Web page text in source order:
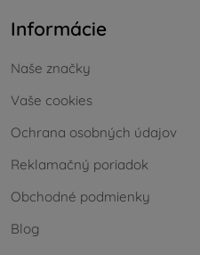
Informácie
Naše značky
Vaše cookies
Ochrana osobných údajov
Reklamačný poriadok
Obchodné podmienky
Blog